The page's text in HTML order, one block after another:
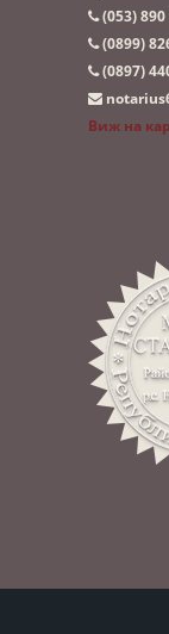
(053)­ 890
(0899)­
(0897)­
Виж на